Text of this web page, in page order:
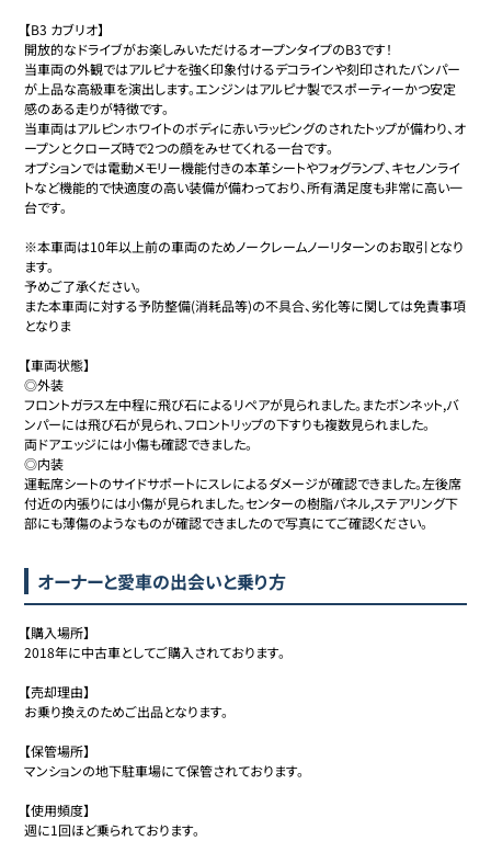
【B3 カブリオ】
開放的なドライブがお楽しみいただけるオープンタイプのB3です！
当車両の外観ではアルピナを強く印象付けるデコラインや刻印されたバンパー
が上品な高級車を演出します。エンジンはアルピナ製でスポーティーかつ安定
感のある走りが特徴です。
当車両はアルピンホワイトのボディに赤いラッピングのされたトップが備わり、オ
ープンとクローズ時で2つの顔をみせてくれる一台です。
オプションでは電動メモリー機能付きの本革シートやフォグランプ、キセノンライ
トなど機能的で快適度の高い装備が備わっており、所有満足度も非常に高い一
台です。
※本車両は10年以上前の車両のためノークレームノーリターンのお取引となり
ます。
予めご了承ください。
また本車両に対する予防整備(消耗品等)の不具合、劣化等に関しては免責事項
となりま
【車両状態】
◎外装
フロントガラス左中程に飛び石によるリペアが見られました。またボンネット,バ
ンパーには飛び石が見られ、フロントリップの下すりも複数見られました。
両ドアエッジには小傷も確認できました。
◎内装
運転席シートのサイドサポートにスレによるダメージが確認できました。左後席
付近の内張りには小傷が見られました。センターの樹脂パネル,ステアリング下
部にも薄傷のようなものが確認できましたので写真にてご確認ください。
オーナーと愛車の出会いと乗り方
【購入場所】
2018年に中古車としてご購入されております。
【売却理由】
お乗り換えのためご出品となります。
【保管場所】
マンションの地下駐車場にて保管されております。
【使用頻度】
週に1回ほど乗られております。